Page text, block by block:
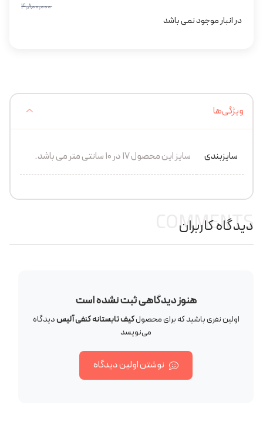
۴,۸۰۰,۰۰۰
در انبار موجود نمی باشد
ویژگی‌ها
سایزبندی سایز این محصول 17 در 10 سانتی متر می باشد.
دیدگاه کاربران
COMMENTS
هنوز دیدگاهی ثبت نشده است
اولین نفری باشید که برای محصولکیف تابستانه کنفی آلیسدیدگاه
می‌نویسد
نوشتن اولین دیدگاه